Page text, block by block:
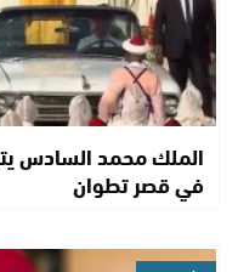
الملك محمد السادس
في قصر تطوان